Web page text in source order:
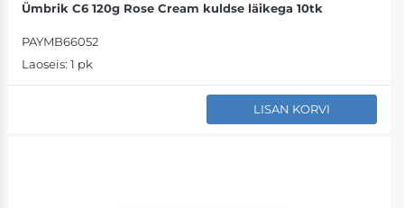
Ümbrik C6 120g Rose Cream kuldse läikega 10tk
PAYMB66052
Laoseis: 1 pk
LISAN KORVI